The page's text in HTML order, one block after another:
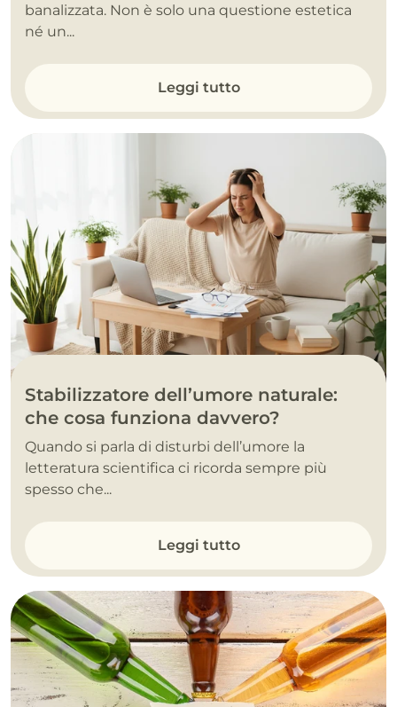
banalizzata. Non è solo una questione estetica
né un...
Leggi tutto
Stabilizzatore dell’umore naturale:
che cosa funziona davvero?
Quando si parla di disturbi dell’umore la
letteratura scientifica ci ricorda sempre più
spesso che...
Leggi tutto